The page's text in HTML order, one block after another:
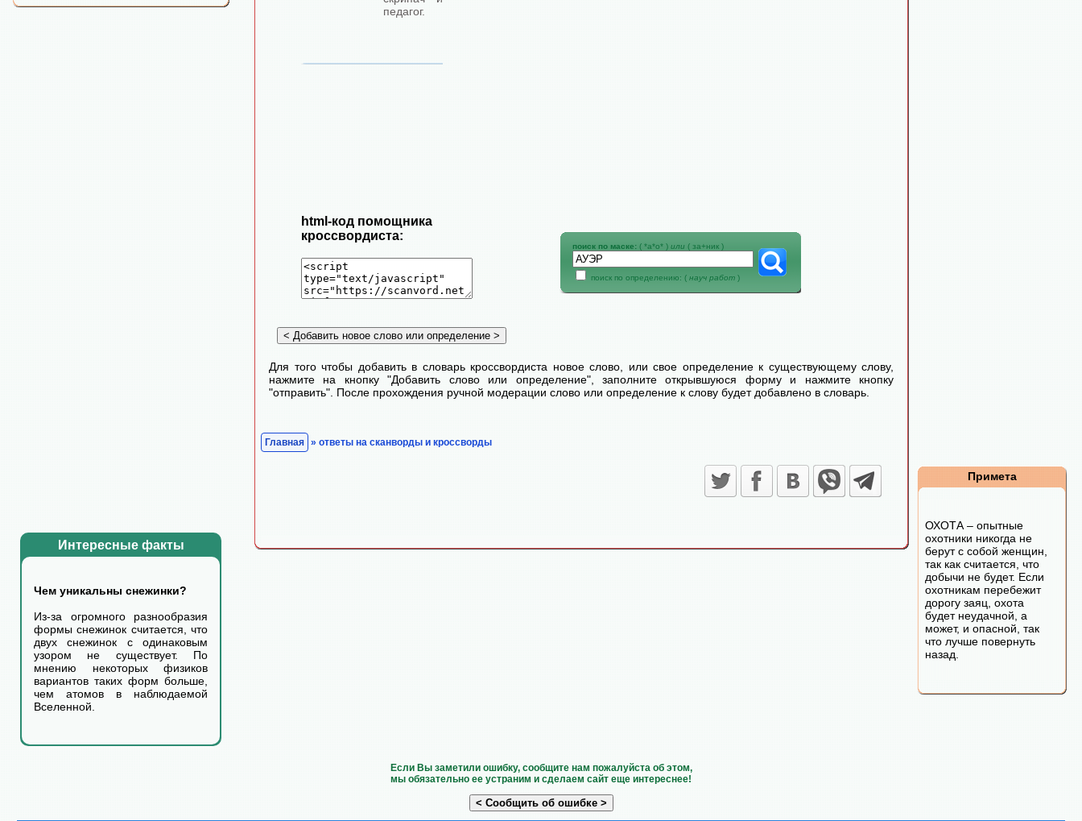
Интересные факты
Чем уникальны снежинки?
Из-за огромного разнообразия
формы снежинок считается, что
двух снежинок с одинаковым
узором не существует. По
мнению некоторых физиков
вариантов таких форм больше,
чем атомов в наблюдаемой
Вселенной.
педагог.
html-код помощника
кроссвордиста:
поиск по маске: ( *а*о* ) или ( за+ник )
поиск по определению: ( науч работ )
Для того чтобы добавить в словарь кроссвордиста новое слово, или свое определение к существующему слову,
нажмите на кнопку "Добавить слово или определение", заполните открывшуюся форму и нажмите кнопку
"отправить". После прохождения ручной модерации слово или определение к слову будет добавлено в словарь.
Главная » ответы на сканворды и кроссворды
Примета
ОХОТА – опытные
охотники никогда не
берут с собой женщин,
так как считается, что
добычи не будет. Если
охотникам перебежит
дорогу заяц, охота
будет неудачной, а
может, и опасной, так
что лучше повернуть
назад.
Если Вы заметили ошибку, сообщите нам пожалуйста об этом,
мы обязательно ее устраним и сделаем сайт еще интереснее!